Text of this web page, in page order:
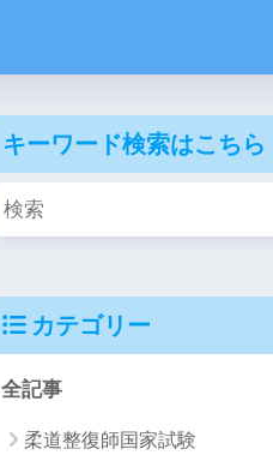
キーワード検索はこちら
カテゴリー
全記事
柔道整復師国家試験